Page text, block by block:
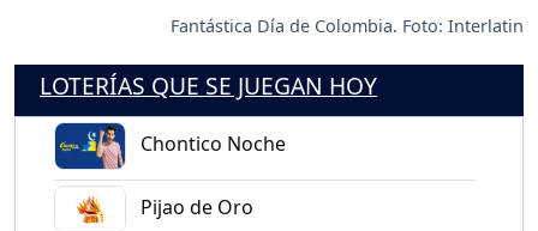
Fantástica Día de Colombia. Foto: Interlatin
LOTERÍAS QUE SE JUEGAN HOY
Chontico Noche
Pijao de Oro